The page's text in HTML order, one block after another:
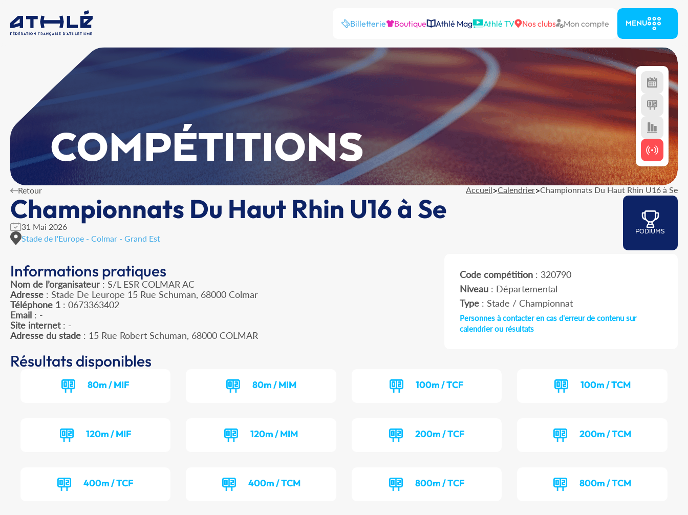
Billetterie Boutique Athlé Mag Athlé TV Nos clubs Mon compte MENU
COMPÉTITIONS
Retour Accueil>Calendrier>Championnats Du Haut Rhin U16 à Se
Championnats Du Haut Rhin U16 à Se
31 Mai 2026
Stade de l'Europe - Colmar - Grand Est
PODIUMS
Informations pratiques
Nom de l’organisateur : S/L ESR COLMAR AC
Adresse : Stade De Leurope 15 Rue Schuman, 68000 Colmar
Téléphone 1 : 0673363402
Email : -
Site internet: -
Adresse du stade : 15 Rue Robert Schuman, 68000 COLMAR
Code compétition: 320790
Niveau: Départemental
Type: Stade / Championnat
Personnes à contacter en cas d'erreur de contenu sur
calendrier ou résultats
Résultats disponibles
80m / MIF 80m / MIM 100m / TCF 100m / TCM
120m / MIF 120m / MIM 200m / TCF 200m / TCM
400m / TCF 400m / TCM 800m / TCF 800m / TCM